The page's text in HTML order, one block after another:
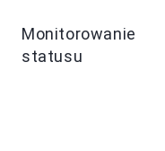
Monitorowanie
statusu